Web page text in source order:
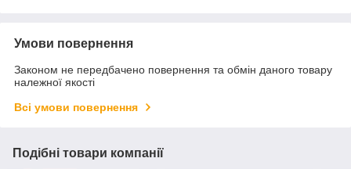
Умови повернення
Законом не передбачено повернення та обмін даного товару
належної якості
Всі умови повернення
Подібні товари компанії